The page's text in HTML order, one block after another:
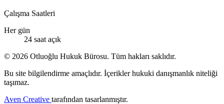
Çalışma Saatleri
Her gün
24 saat açık
© 2026 Otluoğlu Hukuk Bürosu. Tüm hakları saklıdır.
Bu site bilgilendirme amaçlıdır. İçerikler hukuki danışmanlık niteliği
taşımaz.
Aven Creative tarafından tasarlanmıştır.